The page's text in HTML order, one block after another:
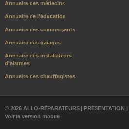
Annuaire des médecins
Annuaire de l'éducation
Annuaire des commerçants
Annuaire des garages
Annuaire des installateurs
d'alarmes
Annuaire des chauffagistes
© 2026 ALLO-RÉPARATEURS | PRÉSENTATION |
Voir la version mobile